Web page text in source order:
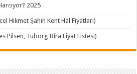
2025
Hikmet Şahin Kent Hal Fiyatları)
Pilsen, Tuborg Bira Fiyat Listesi)